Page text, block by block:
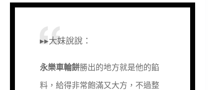
▸▸大妹說說：
永樂車輪餅勝出的地方就是他的餡
料，給得非常飽滿又大方，不過整